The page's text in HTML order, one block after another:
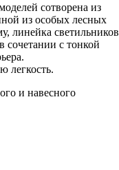
сотворена из
из особых лесных
линейка светильников
сочетании с тонкой
легкость.
и навесного